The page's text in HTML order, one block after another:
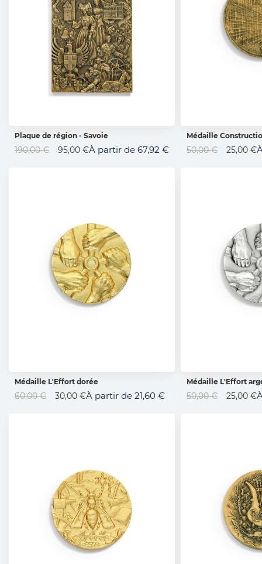
AJOUTER AU PANIER
Plaque de région - Savoie
Prix
95,00 €
190,00 € À partir de 67,92 €
Médaille
Prix
25,00 €
50,00 €
AJOUTER AU PANIER
Médaille L'Effort dorée
Prix
30,00 €
60,00 € À partir de 21,60 €
Médaille L'Effort
Prix
25,00 €
50,00 €